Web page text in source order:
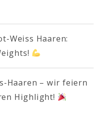
Weiss Haaren:
Haaren – wir feiern
Highlight!